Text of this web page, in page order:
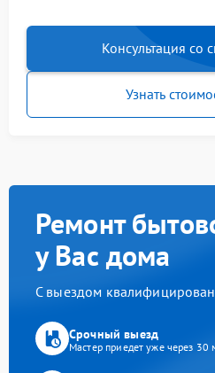
Консультация со
Узнать
Ремонт
у Вас дома
С выездом
Срочный выезд
Мастер приедет уже через 30